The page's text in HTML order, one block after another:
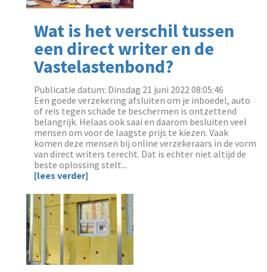
Wat is het verschil tussen
een direct writer en de
Vastelastenbond?
Publicatie datum: Dinsdag 21 juni 2022 08:05:46
‌Een goede verzekering afsluiten om je inboedel, auto
of reis tegen schade te beschermen is ontzettend
belangrijk. Helaas ook saai en daarom besluiten veel
mensen om voor de laagste prijs te kiezen. Vaak
komen deze mensen bij online verzekeraars in de vorm
van direct writers terecht. Dat is echter niet altijd de
beste oplossing stelt...
[lees verder]